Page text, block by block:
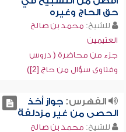
حق الحاج وغيره
للشيخ: محمد بن صالح
العثيمين
جزء من محاضرة ( دروس
وفتاوى سؤال من حاج [2])
الفهرس:جواز أخذ
الحصى من غير مزدلفة
للشيخ: محمد بن صالح